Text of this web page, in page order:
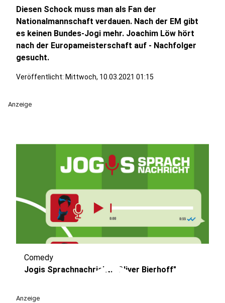
Diesen Schock muss man als Fan der
Nationalmannschaft verdauen. Nach der EM gibt
es keinen Bundes-Jogi mehr. Joachim Löw hört
nach der Europameisterschaft auf - Nachfolger
gesucht.
Veröffentlicht: Mittwoch, 10.03.2021 01:15
Anzeige
Comedy
Jogis Sprachnachricht: "Oliver Bierhoff"
Anzeige